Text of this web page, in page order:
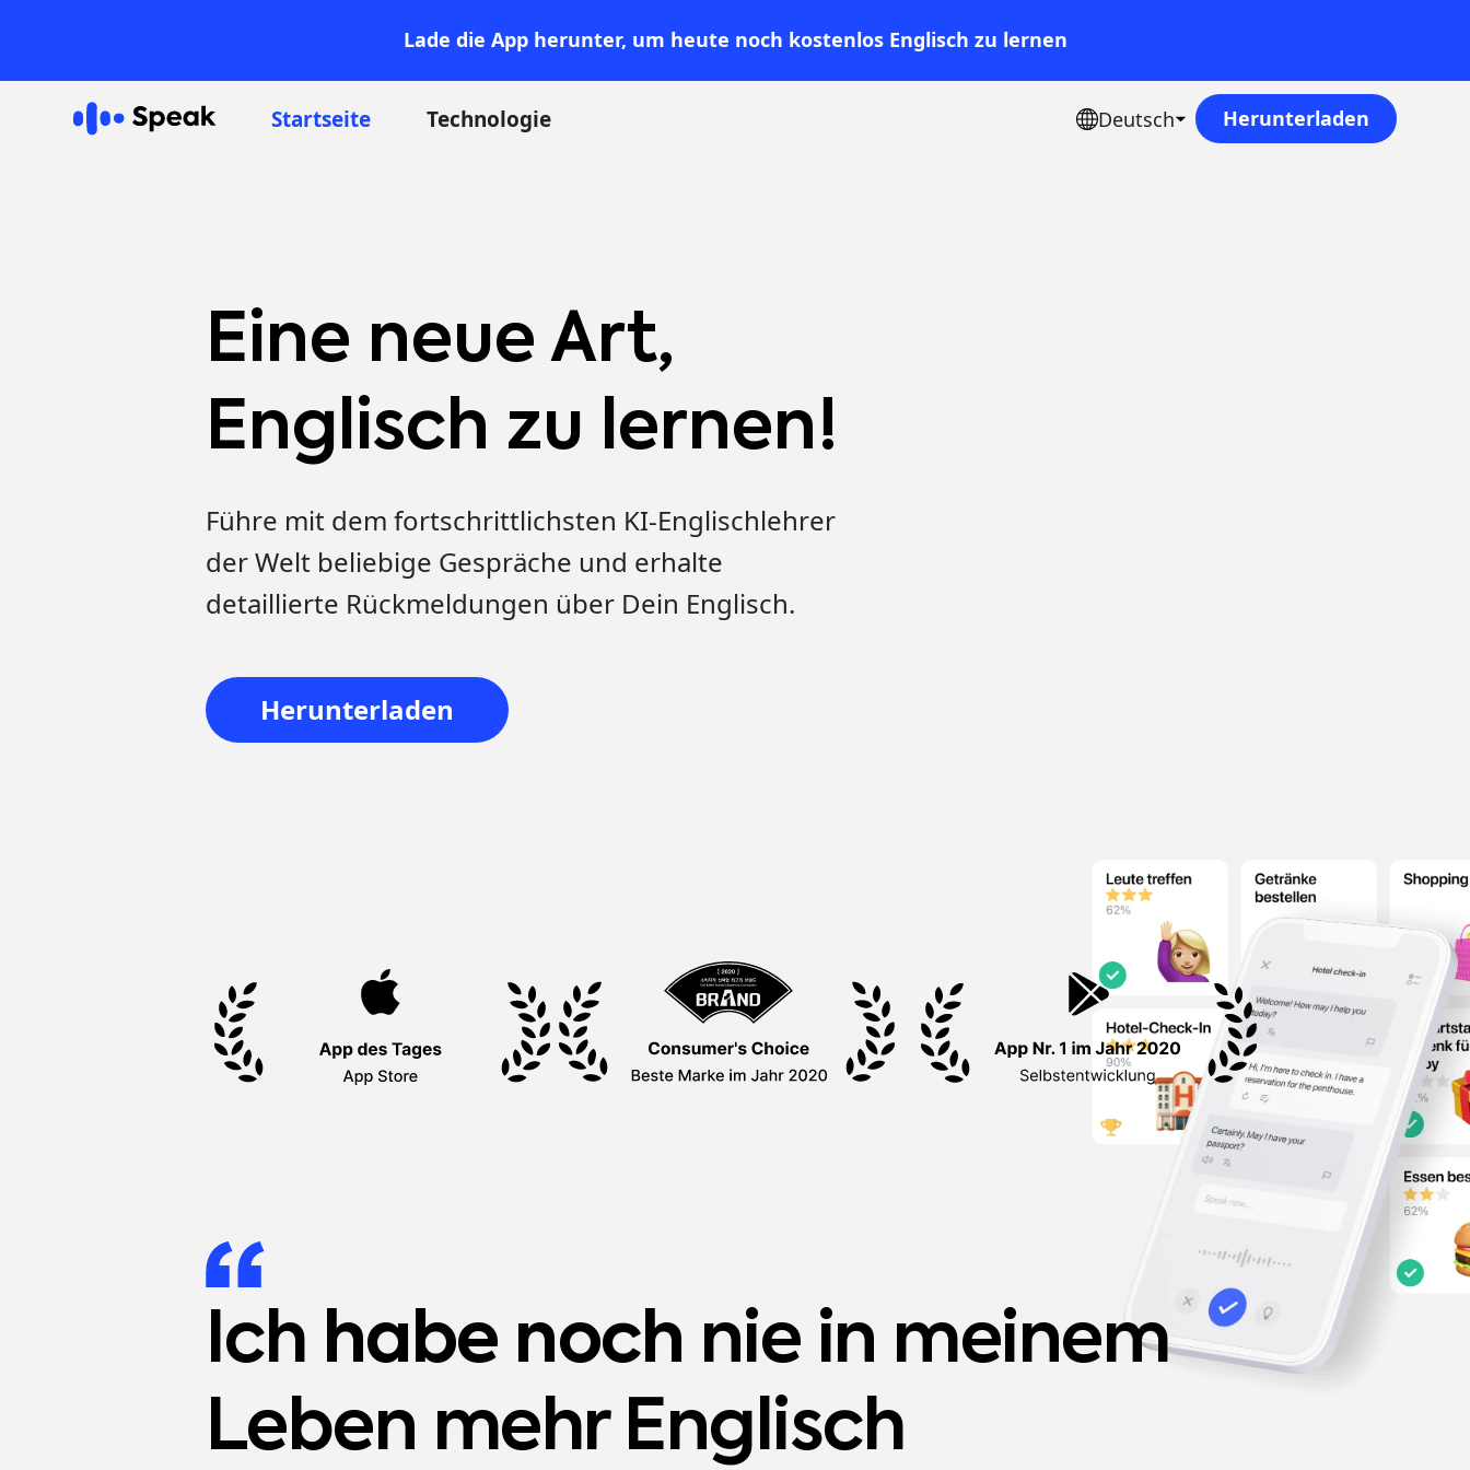
Lade die App herunter, um heute noch kostenlos Englisch zu lernen
Startseite Technologie Deutsch Herunterladen
Eine neue Art,
Englisch zu lernen!
Führe mit dem fortschrittlichsten KI-Englischlehrer
der Welt beliebige Gespräche und erhalte
detaillierte Rückmeldungen über Dein Englisch.
Herunterladen
Ich habe noch nie in meinem
Leben mehr Englisch